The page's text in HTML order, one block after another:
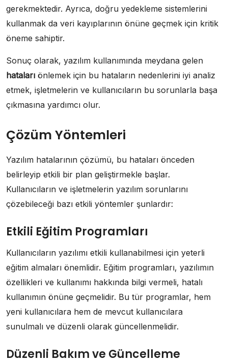
gerekmektedir. Ayrıca, doğru yedekleme sistemlerini
kullanmak da veri kayıplarının önüne geçmek için kritik
öneme sahiptir.
Sonuç olarak, yazılım kullanımında meydana gelen
hataları önlemek için bu hataların nedenlerini iyi analiz
etmek, işletmelerin ve kullanıcıların bu sorunlarla başa
çıkmasına yardımcı olur.
Çözüm Yöntemleri
Yazılım hatalarının çözümü, bu hataları önceden
belirleyip etkili bir plan geliştirmekle başlar.
Kullanıcıların ve işletmelerin yazılım sorunlarını
çözebileceği bazı etkili yöntemler şunlardır:
Etkili Eğitim Programları
Kullanıcıların yazılımı etkili kullanabilmesi için yeterli
eğitim almaları önemlidir. Eğitim programları, yazılımın
özellikleri ve kullanımı hakkında bilgi vermeli, hatalı
kullanımın önüne geçmelidir. Bu tür programlar, hem
yeni kullanıcılara hem de mevcut kullanıcılara
sunulmalı ve düzenli olarak güncellenmelidir.
Düzenli Bakım ve Güncelleme